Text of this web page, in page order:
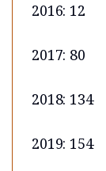
2016: 12
2017: 80
2018: 134
2019: 154